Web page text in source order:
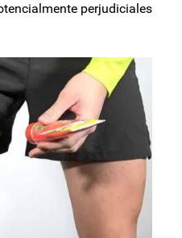
perjudiciales